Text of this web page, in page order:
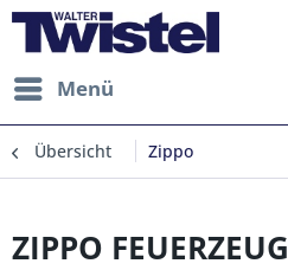
Menü
Übersicht Zippo
ZIPPO FEUERZEUG